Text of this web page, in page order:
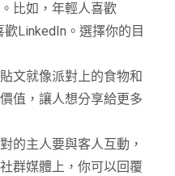
比如，年輕人喜歡
歡LinkedIn。選擇你的目
文就像派對上的食物和
值，讓人想分享給更多
的主人要與客人互動，
群媒體上，你可以回覆